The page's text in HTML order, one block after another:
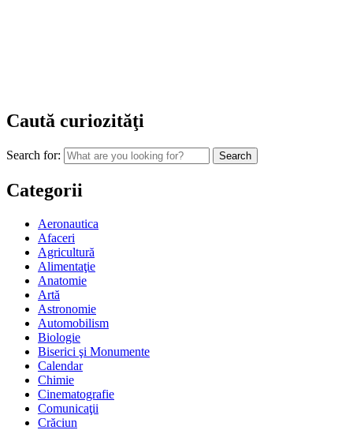
Caută curiozităţi
Search for:
Categorii
Aeronautica
Afaceri
Agricultură
Alimentaţie
Anatomie
Artă
Astronomie
Automobilism
Biologie
Biserici şi Monumente
Calendar
Chimie
Cinematografie
Comunicaţii
Crăciun